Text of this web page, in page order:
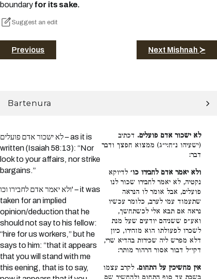
boundary for its sake.
Suggest an edit
Previous Next Mishnah ≻
Bartenura
לא ישכור אדם פועלים – as it is
written (Isaiah 58:13): “Nor
look to your affairs, nor strike
bargains.”
ולא יאמר אדם לחבירו וכו' – it was
taken for an implied
opinion/deduction that he
should not say to his fellow:
“hire for us workers,” but he
says to him: “that it appears
that you will stand with me
this eening, that is to say,
לא ישכור אדם פועלים. דכתיב
(ישעיהו נ״ח:י״ג) ממצוא חפצך ודבר
דבר:
ולא יאמר אדם לחבירו כו׳ לדיוקא
נקטיה, לא יאמר לחבירו שכור לנו
פועלים, אבל אומר לו הנראה
שתעמוד עמי לערב, כלומר עכשיו
נראה אם תבא אלי לכשתחשך,
ואע״פ ששניהם יודעים שעל מנת
לשכרו לפעולתו הוא מזהירו, כיון
דלא מפרש ליה שכירות בהדיא שרי,
דקי״ל דבור אסור הרהור מותר:
אין מחשיכין על התחום. לקרב עצמו